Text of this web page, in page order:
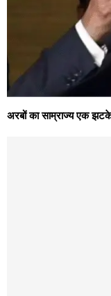
अरबों का साम्राज्य एक